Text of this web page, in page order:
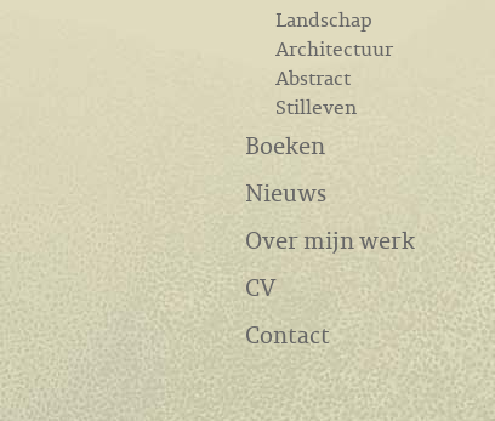
Landschap
Architectuur
Abstract
Stilleven
Boeken
Nieuws
Over mijn werk
CV
Contact